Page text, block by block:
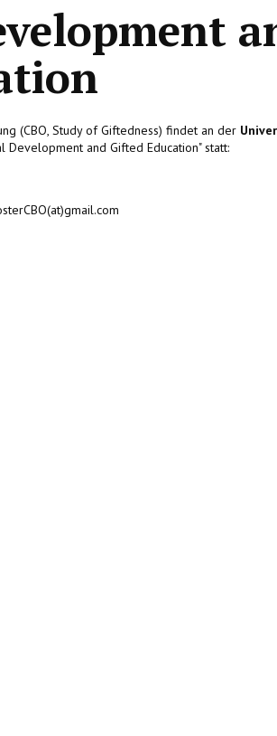
(CBO, Study of Giftedness) findet an der
and Gifted Education" statt:
Education und Coaching"
"SINNVOLL !?"